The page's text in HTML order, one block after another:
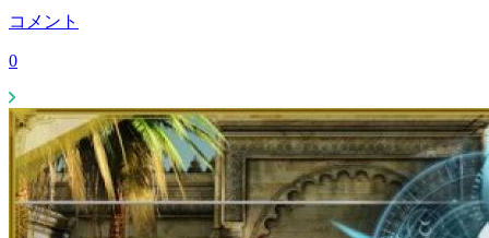
コメント
0